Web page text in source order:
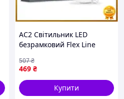
AC2 Світильник LED
безрамковий Flex Line
220V освітлення для дому
та офісу MOD58 DE
469 ₴
507₴
Купити